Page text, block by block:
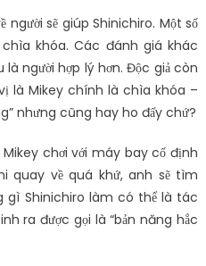
sẽ giúp Shinichiro. Một số
khóa. Các đánh giá khác
người hợp lý hơn. Độc giả còn
là Mikey chính là chìa khóa –
nhưng cũng hay ho đấy chứ?
chơi với máy bay cố định
quay về quá khứ, anh sẽ tìm
gì Shinichiro làm có thể là tác
ra được gọi là “bản năng hắc